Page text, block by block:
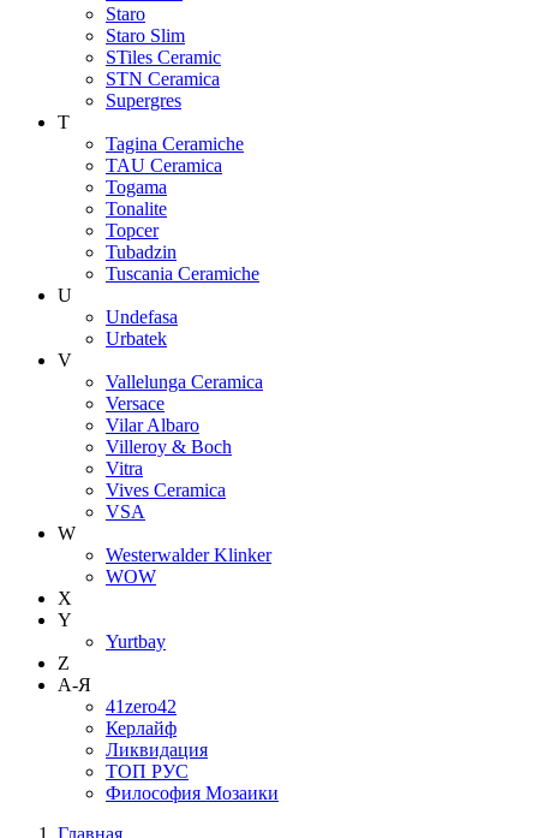
Staro
Staro Slim
STiles Ceramic
STN Ceramica
Supergres
T
Tagina Ceramiche
TAU Ceramica
Togama
Tonalite
Topcer
Tubadzin
Tuscania Ceramiche
U
Undefasa
Urbatek
V
Vallelunga Ceramica
Versace
Vilar Albaro
Villeroy & Boch
Vitra
Vives Ceramica
VSA
W
Westerwalder Klinker
WOW
X
Y
Yurtbay
Z
А-Я
41zero42
Керлайф
Ликвидация
ТОП РУС
Философия Мозаики
Главная